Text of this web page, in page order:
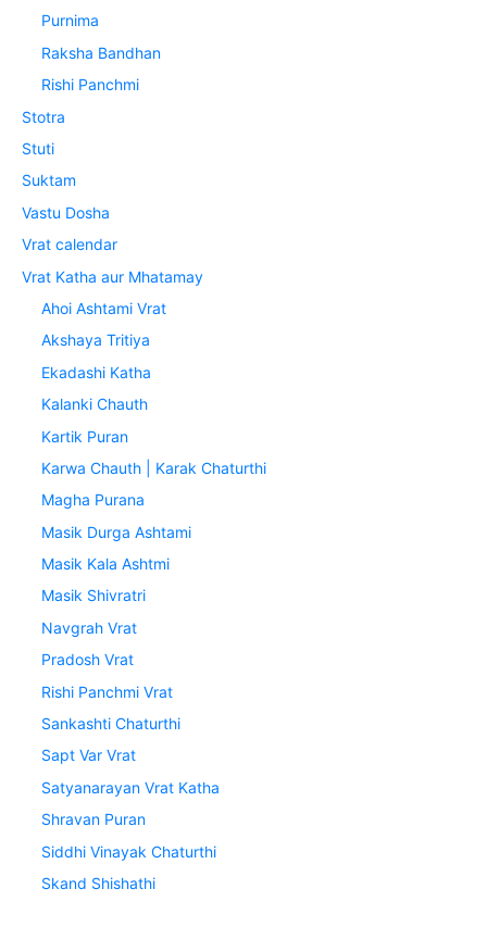
Purnima
Raksha Bandhan
Rishi Panchmi
Stotra
Stuti
Suktam
Vastu Dosha
Vrat calendar
Vrat Katha aur Mhatamay
Ahoi Ashtami Vrat
Akshaya Tritiya
Ekadashi Katha
Kalanki Chauth
Kartik Puran
Karwa Chauth | Karak Chaturthi
Magha Purana
Masik Durga Ashtami
Masik Kala Ashtmi
Masik Shivratri
Navgrah Vrat
Pradosh Vrat
Rishi Panchmi Vrat
Sankashti Chaturthi
Sapt Var Vrat
Satyanarayan Vrat Katha
Shravan Puran
Siddhi Vinayak Chaturthi
Skand Shishathi